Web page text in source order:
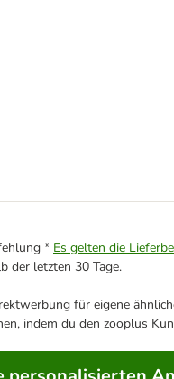
* Es gelten die
der letzten 30 Tage.
für eigene
indem du den zooplus